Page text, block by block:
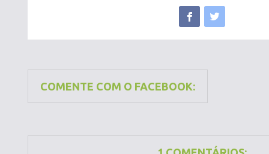
COMENTE COM O FACEBOOK: